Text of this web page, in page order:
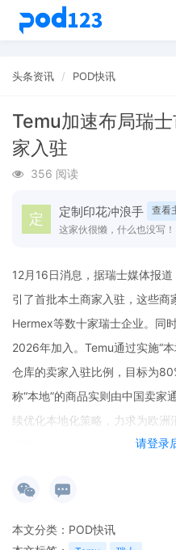
头条资讯 POD快讯
Temu加速布局瑞
家入驻
356 阅读
定制印花冲浪手
查看
这家伙很懒，什么也没写！
请登录
12月16日消息，据瑞士媒体报
引了首批本土商家入驻，这些
Hermex等数十家瑞士企业。同
2026年加入。Temu通过实施“
仓库的卖家入驻比例，目标为
称“本地”的商品实则由中国卖家
续优化本地化策略，力求为欧洲
本文分类： POD快讯